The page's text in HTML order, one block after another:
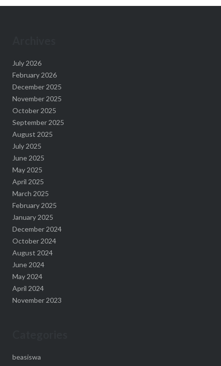
July 2026
February 2026
December 2025
November 2025
October 2025
September 2025
August 2025
July 2025
June 2025
May 2025
April 2025
March 2025
February 2025
January 2025
December 2024
October 2024
August 2024
June 2024
May 2024
April 2024
November 2023
beasiswa